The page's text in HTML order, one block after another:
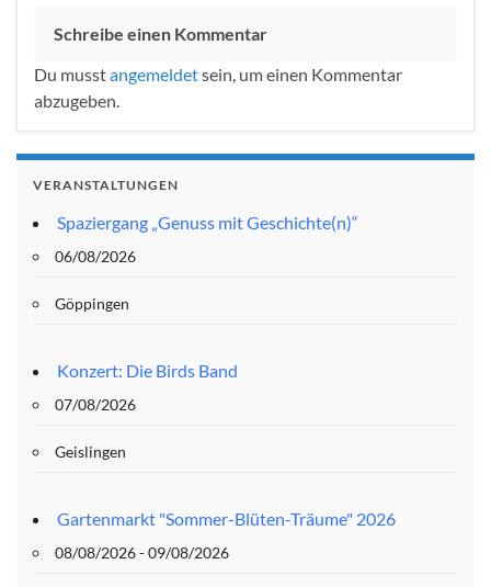
Schreibe einen Kommentar
Du musstangemeldetsein, um einen Kommentar
abzugeben.
VERANSTALTUNGEN
Spaziergang „Genuss mit Geschichte(n)“
06/08/2026
Göppingen
Konzert: Die Birds Band
07/08/2026
Geislingen
Gartenmarkt "Sommer-Blüten-Träume" 2026
08/08/2026 - 09/08/2026